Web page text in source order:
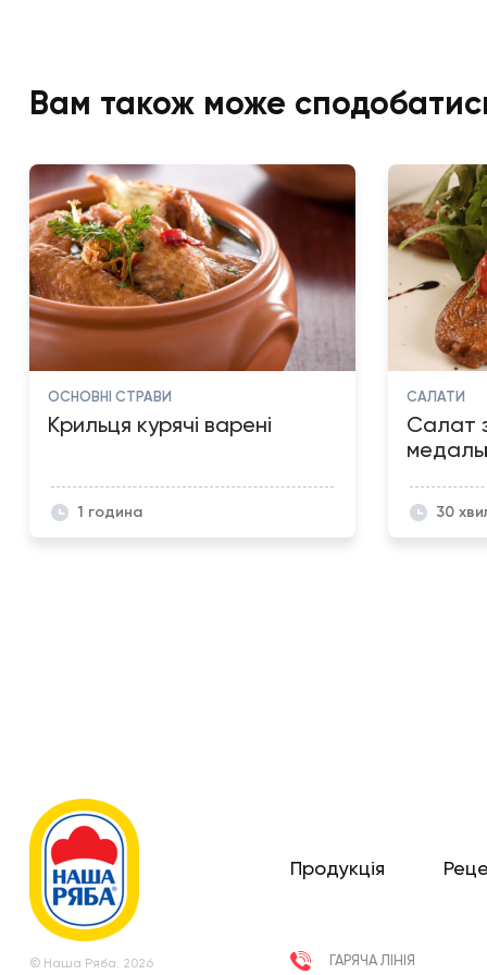
Вам також може
ОСНОВНІ СТРАВИ
Крильця курячі варені
1 година
САЛАТИ
Салат
30
© Наша Ряба. 2026
Продукція
ГАРЯЧА ЛІНІЯ